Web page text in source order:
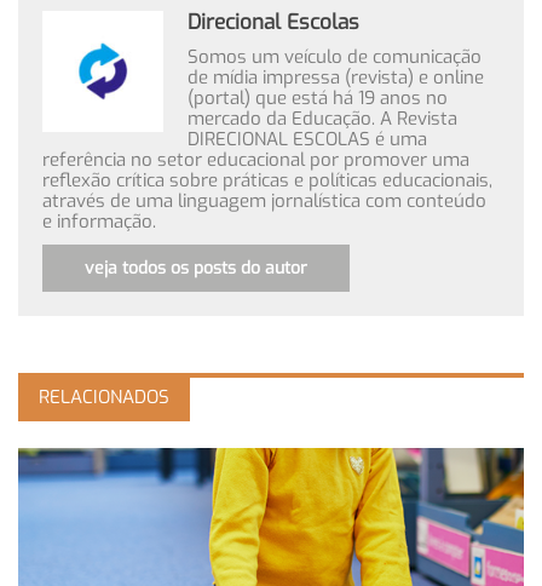
Direcional Escolas
Somos um veículo de comunicação
de mídia impressa (revista) e online
(portal) que está há 19 anos no
mercado da Educação. A Revista
DIRECIONAL ESCOLAS é uma
referência no setor educacional por promover uma
reflexão crítica sobre práticas e políticas educacionais,
através de uma linguagem jornalística com conteúdo
e informação.
veja todos os posts do autor
RELACIONADOS